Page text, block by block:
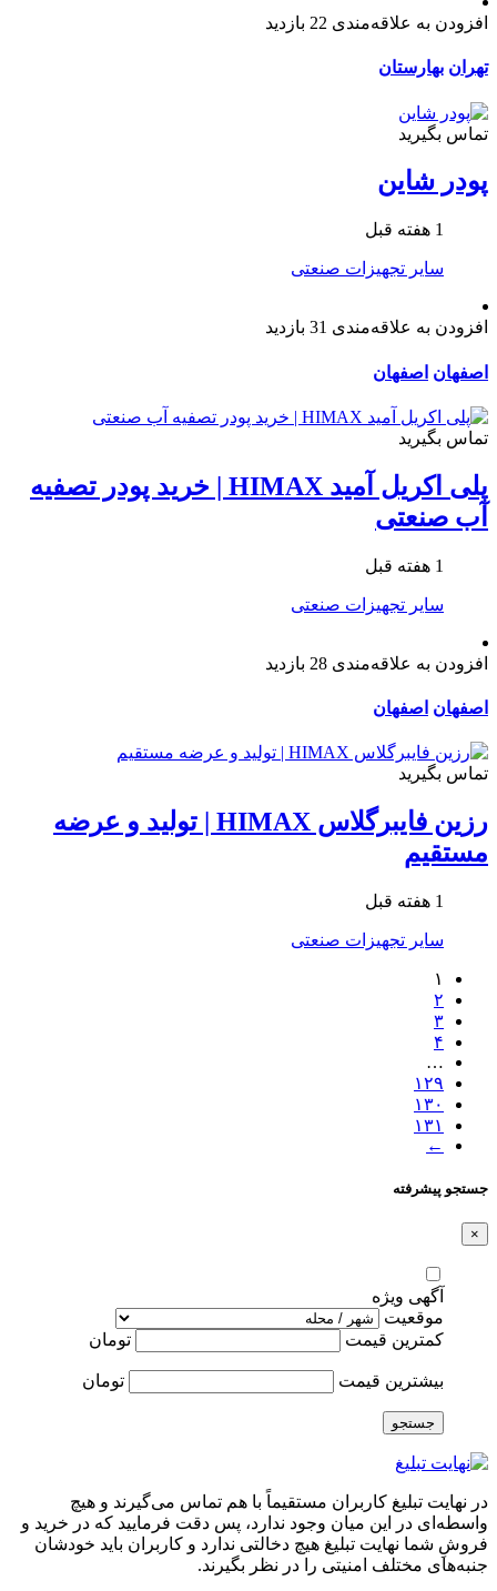
افزودن به علاقه‌مندی 22 بازدید
تهران بهارستان
تماس بگیرید
پودر شاین
1 هفته قبل
سایر تجهیزات صنعتی
افزودن به علاقه‌مندی 31 بازدید
اصفهان اصفهان
تماس بگیرید
پلی اکریل آمید HIMAX | خرید پودر تصفیه
آب صنعتی
1 هفته قبل
سایر تجهیزات صنعتی
افزودن به علاقه‌مندی 28 بازدید
اصفهان اصفهان
تماس بگیرید
رزین فایبرگلاس HIMAX | تولید و عرضه
مستقیم
1 هفته قبل
سایر تجهیزات صنعتی
۱
۲
۳
۴
…
۱۲۹
۱۳۰
۱۳۱
←
جستجو پیشرفته
×
آگهی ویژه
موقعیت
کمترین قیمت
تومان
بیشترین قیمت تومان
جستجو
در نهایت تبلیغ کاربران مستقیماً با هم تماس می‌گیرند و هیچ
واسطه‌ای در این میان وجود ندارد، پس دقت فرمایید که در خرید و
فروشِ شما نهایت تبلیغ هیچ دخالتی ندارد و کاربران باید خودشان
جنبه‌های مختلف امنیتی را در نظر بگیرند.